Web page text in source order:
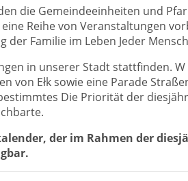
die Gemeindeeinheiten und
Reihe von Veranstaltungen
Familie im Leben Jeder
in unserer Stadt stattfinden.
von Ełk sowie eine Parade
Die Priorität der
der im Rahmen der